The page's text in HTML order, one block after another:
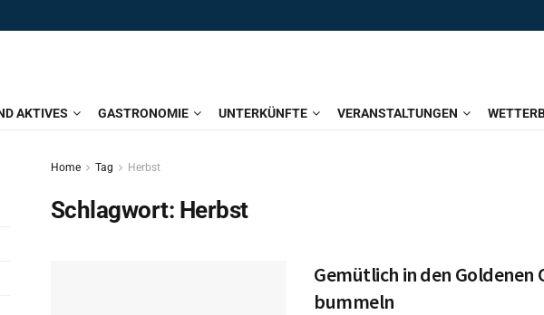
AKTIVES GASTRONOMIE UNTERKÜNFTE VERANSTALTUNGEN
Home Tag Herbst
Schlagwort: Herbst
Gemütlich in den Goldenen
bummeln